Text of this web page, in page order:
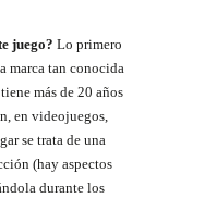
juego? Lo primero
marca tan conocida
más de 20 años
en videojuegos,
se trata de una
(hay aspectos
durante los